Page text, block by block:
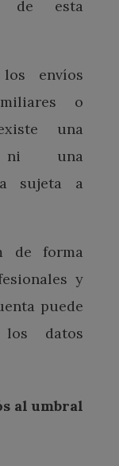
de esta
envíos
o
una
ni una
sujeta a
de forma
y
puede
datos
al umbral